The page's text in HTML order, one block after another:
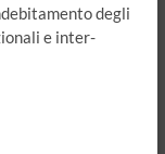
degli
e inter-